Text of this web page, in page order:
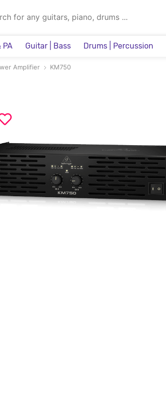
PA Guitar | Bass Drums | Percussion
Amplifier KM750